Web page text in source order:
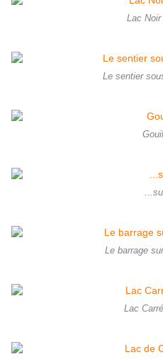
Lac Noir
Le sentier
Le barrage
Lac